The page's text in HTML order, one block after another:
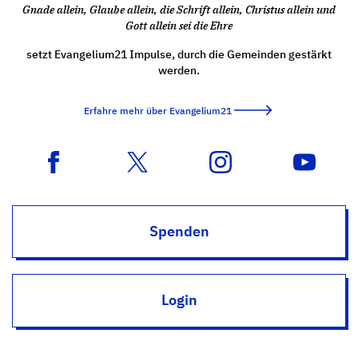
Gnade allein, Glaube allein, die Schrift allein, Christus allein und
Gott allein sei die Ehre
setzt Evangelium21 Impulse, durch die Gemeinden gestärkt
werden.
Erfahre mehr über Evangelium21
Spenden
Login